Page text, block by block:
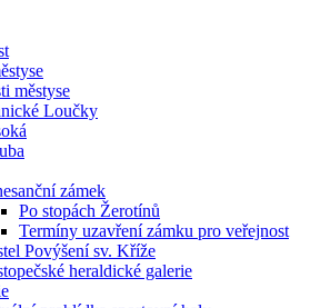
městyse
Loučky
zámek
Po stopách Žerotínů
Termíny uzavření zámku pro veřejnost
Povýšení sv. Kříže
heraldické galerie